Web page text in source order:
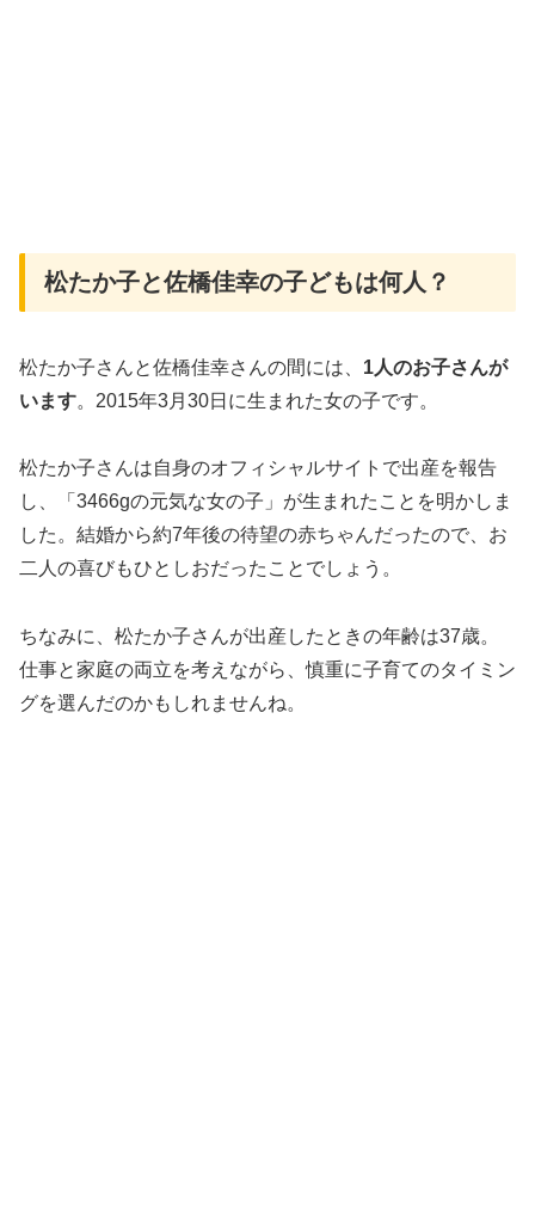
松たか子と佐橋佳幸の子どもは何人？
松たか子さんと佐橋佳幸さんの間には、 1人のお子さんが
います。2015年3月30日に生まれた女の子です。
松たか子さんは自身のオフィシャルサイトで出産を報告
し、「3466gの元気な女の子」が生まれたことを明かしま
した。結婚から約7年後の待望の赤ちゃんだったので、お
二人の喜びもひとしおだったことでしょう。
ちなみに、松たか子さんが出産したときの年齢は37歳。
仕事と家庭の両立を考えながら、慎重に子育てのタイミン
グを選んだのかもしれませんね。